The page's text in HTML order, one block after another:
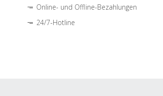
Online- und Offline-Bezahlungen
24/7-Hotline